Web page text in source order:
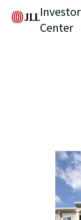
Investor
Center